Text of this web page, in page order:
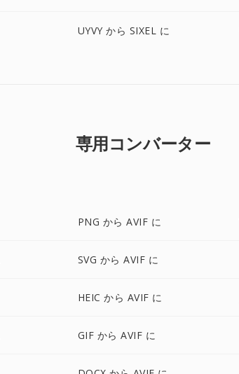
UYVY から SIXEL に
専用コンバーター
PNG から AVIF に
SVG から AVIF に
HEIC から AVIF に
GIF から AVIF に